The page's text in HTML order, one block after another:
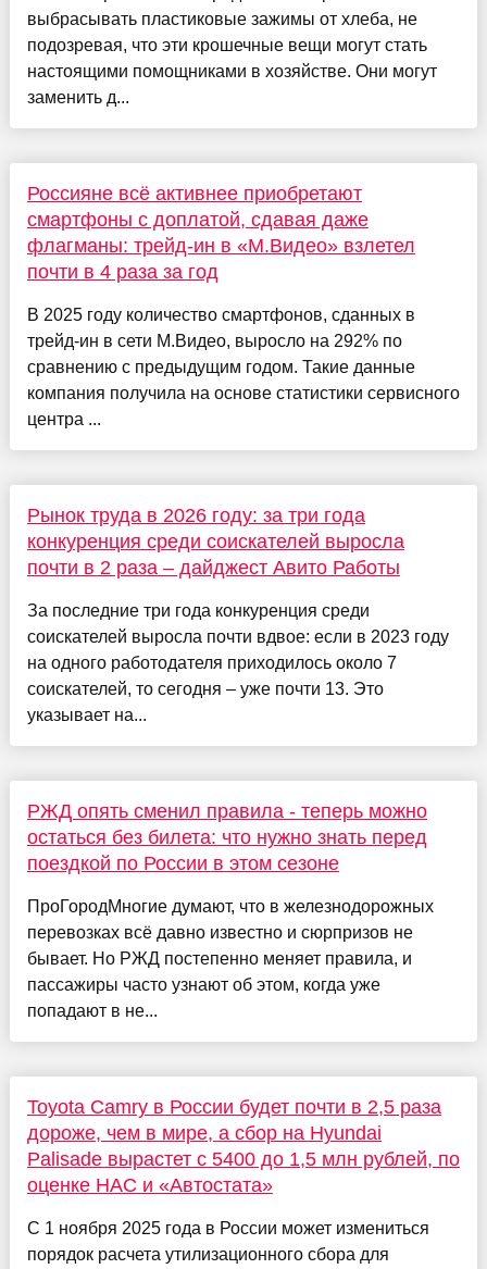
выбрасывать пластиковые зажимы от хлеба, не
подозревая, что эти крошечные вещи могут стать
настоящими помощниками в хозяйстве. Они могут
заменить д...
Россияне всё активнее приобретают
смартфоны с доплатой, сдавая даже
флагманы: трейд-ин в «М.Видео» взлетел
почти в 4 раза за год
В 2025 году количество смартфонов, сданных в
трейд-ин в сети М.Видео, выросло на 292% по
сравнению с предыдущим годом. Такие данные
компания получила на основе статистики сервисного
центра ...
Рынок труда в 2026 году: за три года
конкуренция среди соискателей выросла
почти в 2 раза – дайджест Авито Работы
За последние три года конкуренция среди
соискателей выросла почти вдвое: если в 2023 году
на одного работодателя приходилось около 7
соискателей, то сегодня – уже почти 13. Это
указывает на...
РЖД опять сменил правила - теперь можно
остаться без билета: что нужно знать перед
поездкой по России в этом сезоне
ПроГородМногие думают, что в железнодорожных
перевозках всё давно известно и сюрпризов не
бывает. Но РЖД постепенно меняет правила, и
пассажиры часто узнают об этом, когда уже
попадают в не...
Toyota Camry в России будет почти в 2,5 раза
дороже, чем в мире, а сбор на Hyundai
Palisade вырастет с 5400 до 1,5 млн рублей, по
оценке НАС и «Автостата»
С 1 ноября 2025 года в России может измениться
порядок расчета утилизационного сбора для